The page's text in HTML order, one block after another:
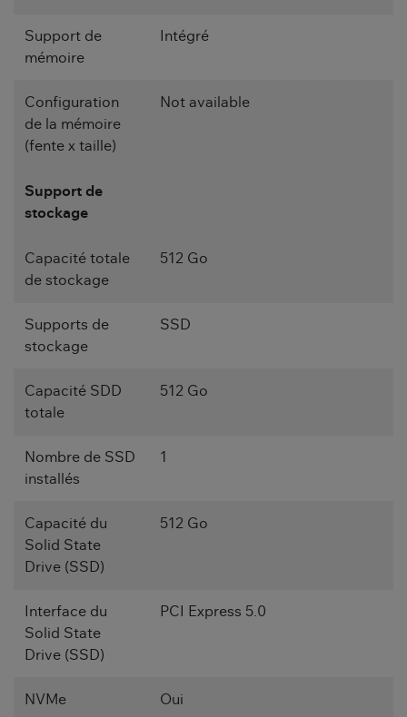
Support de
mémoire
Intégré
Configuration
de la mémoire
(fente x taille)
Not available
Support de
stockage
Capacité totale
de stockage
512 Go
Supports de
stockage
SSD
Capacité SDD
totale
512 Go
Nombre de SSD
installés
1
Capacité du
Solid State
Drive (SSD)
512 Go
Interface du
Solid State
Drive (SSD)
PCI Express 5.0
NVMe Oui